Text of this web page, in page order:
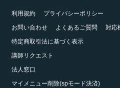
利用規約
プライバシーポリシー
お問い合わせ
よくあるご質問
対応
特定商取引法に基づく表示
講師リクエスト
法人窓口
マイメニュー削除(spモード決済)